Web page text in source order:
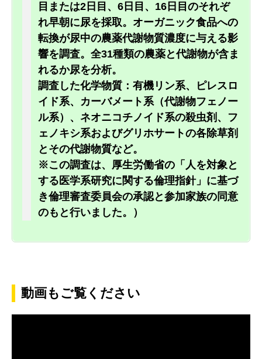
目または2日目、6日目、16日目のそれぞ
れ早朝に尿を採取。オーガニック食品への
転換が尿中の農薬代謝物質濃度に与える影
響を調査。全31種類の農薬と代謝物が含ま
れるか尿を分析。
調査した化学物質：有機リン系、ピレスロ
イド系、カーバメート系（代謝物フェノー
ル系）、ネオニコチノイド系の殺虫剤、フ
ェノキシ系およびグリホサートの各除草剤
とその代謝物質など。
※この調査は、厚生労働省の「人を対象と
する医学系研究に関する倫理指針」に基づ
き倫理審査委員会の承認と参加家族の同意
のもと行いました。）
動画もご覧ください